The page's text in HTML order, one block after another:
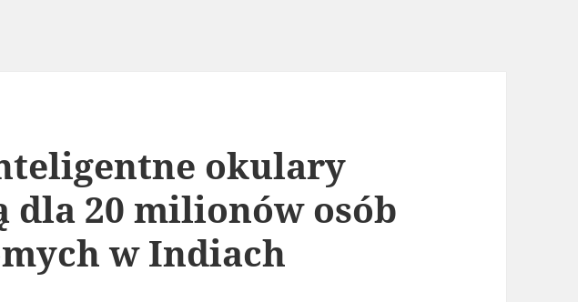
okulary
dla 20 milionów osób
w Indiach